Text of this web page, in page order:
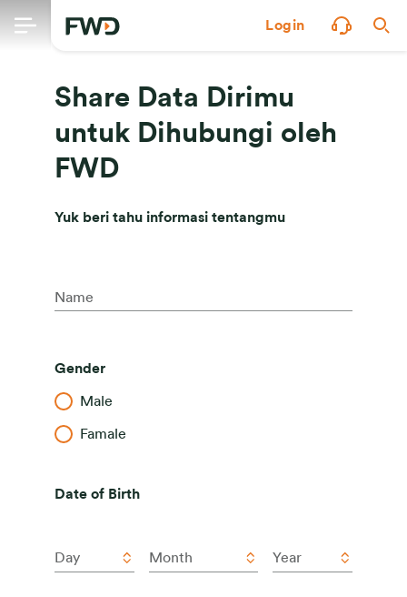
Login
Share Data Dirimu
untuk Dihubungi oleh
FWD
Yuk beri tahu informasi tentangmu
Name
Gender
Male
Famale
Date of Birth
Day Month Year